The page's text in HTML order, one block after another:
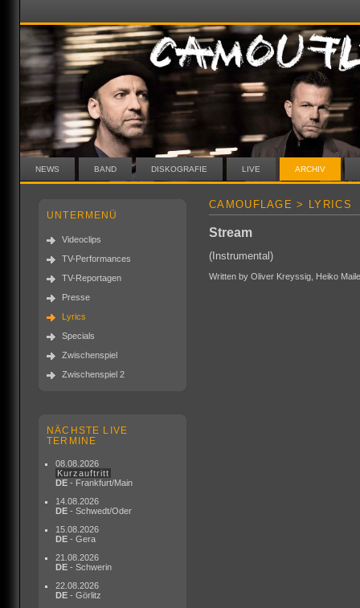
NEWS BAND DISKOGRAFIE LIVE ARCHIV
UNTERMENÜ
Videoclips
TV-Performances
TV-Reportagen
Presse
Lyrics
Specials
Zwischenspiel
Zwischenspiel 2
NÄCHSTE LIVE
TERMINE
08.08.2026
Kurzauftritt
DE - Frankfurt/Main
14.08.2026
DE - Schwedt/Oder
15.08.2026
DE - Gera
21.08.2026
DE - Schwerin
22.08.2026
DE - Görlitz
CAMOUFLAGE > LYRICS
Stream
(Instrumental)
Written by Oliver Kreyssig, Heiko